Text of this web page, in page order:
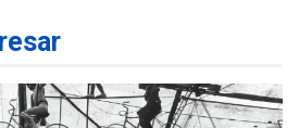
Margarita será sede de
para aprender a atender
adultos mayores